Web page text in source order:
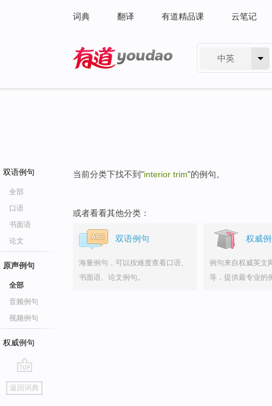
词典 翻译 有道精品课 云笔记
中英
双语例句
全部
口语
书面语
论文
原声例句
全部
音频例句
视频例句
权威例句
go
top
返回词典
当前分类下找不到"interior trim"的例句。
或者看看其他分类：
双语例句
海量例句，可以按难度查看口语、
书面语、论文例句。
权威
例句来自权威英文
等，提供最专业的